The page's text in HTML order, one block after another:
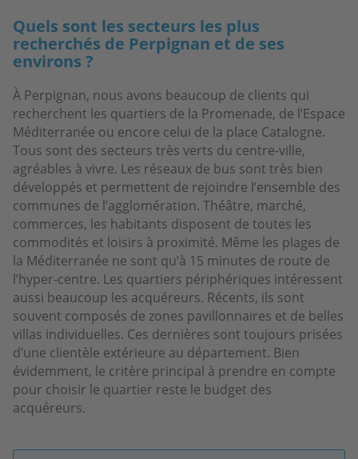
Quels sont les secteurs les plus
recherchés de Perpignan et de ses
environs ?
À Perpignan, nous avons beaucoup de clients qui
recherchent les quartiers de la Promenade, de l’Espace
Méditerranée ou encore celui de la place Catalogne.
Tous sont des secteurs très verts du centre-ville,
agréables à vivre. Les réseaux de bus sont très bien
développés et permettent de rejoindre l’ensemble des
communes de l’agglomération. Théâtre, marché,
commerces, les habitants disposent de toutes les
commodités et loisirs à proximité. Même les plages de
la Méditerranée ne sont qu’à 15 minutes de route de
l’hyper-centre. Les quartiers périphériques intéressent
aussi beaucoup les acquéreurs. Récents, ils sont
souvent composés de zones pavillonnaires et de belles
villas individuelles. Ces dernières sont toujours prisées
d’une clientèle extérieure au département. Bien
évidemment, le critère principal à prendre en compte
pour choisir le quartier reste le budget des
acquéreurs.